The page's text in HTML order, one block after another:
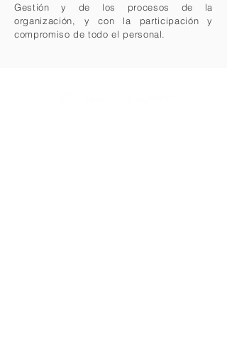
Gestión y de los procesos de la
organización, y con la participación y
compromiso de todo el personal.